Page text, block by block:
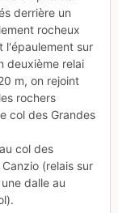
derrière un
rocheux
l'épaulement sur
deuxième relai
m, on rejoint
rochers
col des Grandes
col des
(relais sur
dalle au